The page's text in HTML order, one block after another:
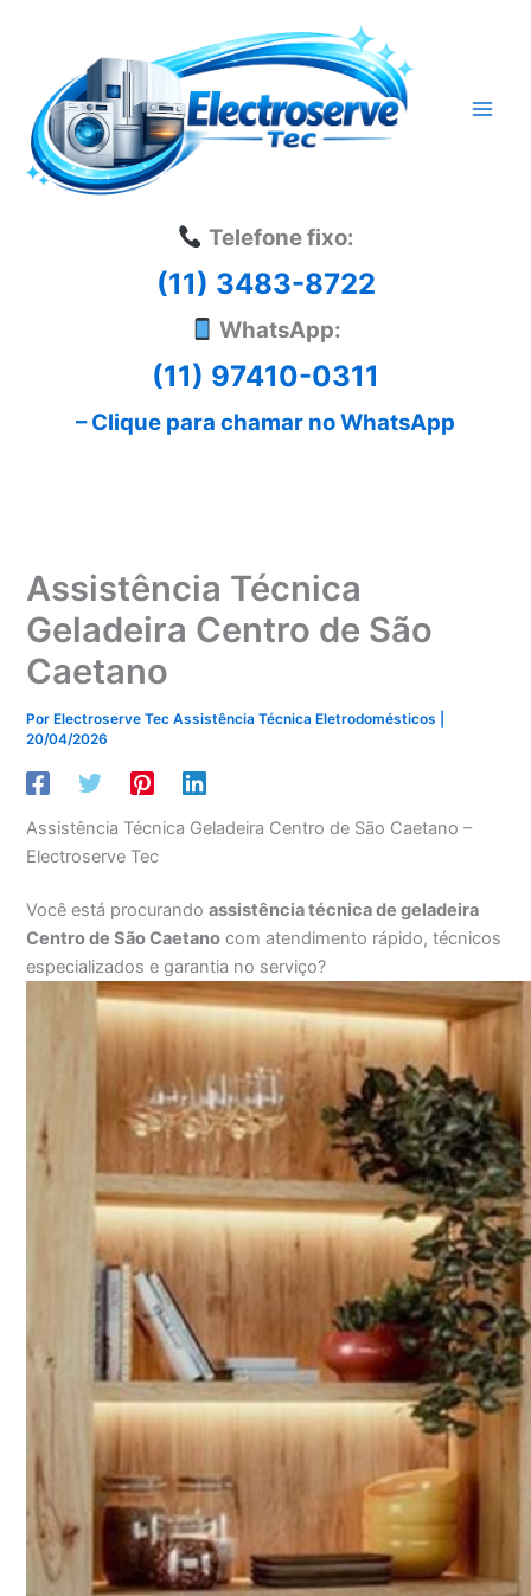
conteúdo
Telefone fixo:
(11) 3483-8722
WhatsApp:
(11) 97410-0311
– Clique para chamar no WhatsApp
Assistência Técnica
Geladeira Centro de São
Caetano
Por Electroserve Tec Assistência Técnica Eletrodomésticos
20/04/2026
Assistência Técnica Geladeira Centro de São Caetano –
Electroserve Tec
Você está procurandoassistência técnica de geladeira
Centro de São Caetano com atendimento rápido, técnicos
especializados e garantia no serviço?